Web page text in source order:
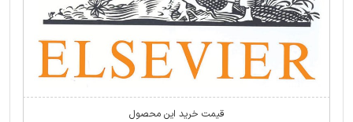
قیمت خرید این محصول